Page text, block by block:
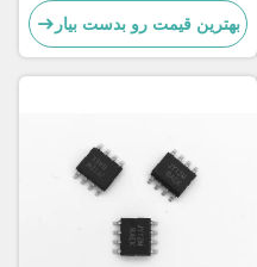
بهترین قیمت رو بدست بیار